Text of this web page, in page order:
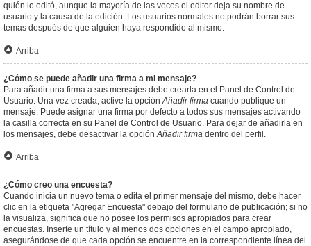
quién lo editó, aunque la mayoría de las veces el editor deja su nombre de
usuario y la causa de la edición. Los usuarios normales no podrán borrar sus
temas después de que alguien haya respondido al mismo.
Arriba
¿Cómo se puede añadir una firma a mi mensaje?
Para añadir una firma a sus mensajes debe crearla en el Panel de Control de
Usuario. Una vez creada, active la opciónAñadir firma cuando publique un
mensaje. Puede asignar una firma por defecto a todos sus mensajes activando
la casilla correcta en su Panel de Control de Usuario. Para dejar de añadirla en
los mensajes, debe desactivar la opciónAñadir firma dentro del perfil.
Arriba
¿Cómo creo una encuesta?
Cuando inicia un nuevo tema o edita el primer mensaje del mismo, debe hacer
clic en la etiqueta "Agregar Encuesta" debajo del formulario de publicación; si no
la visualiza, significa que no posee los permisos apropiados para crear
encuestas. Inserte un título y al menos dos opciones en el campo apropiado,
asegurándose de que cada opción se encuentre en la correspondiente línea del